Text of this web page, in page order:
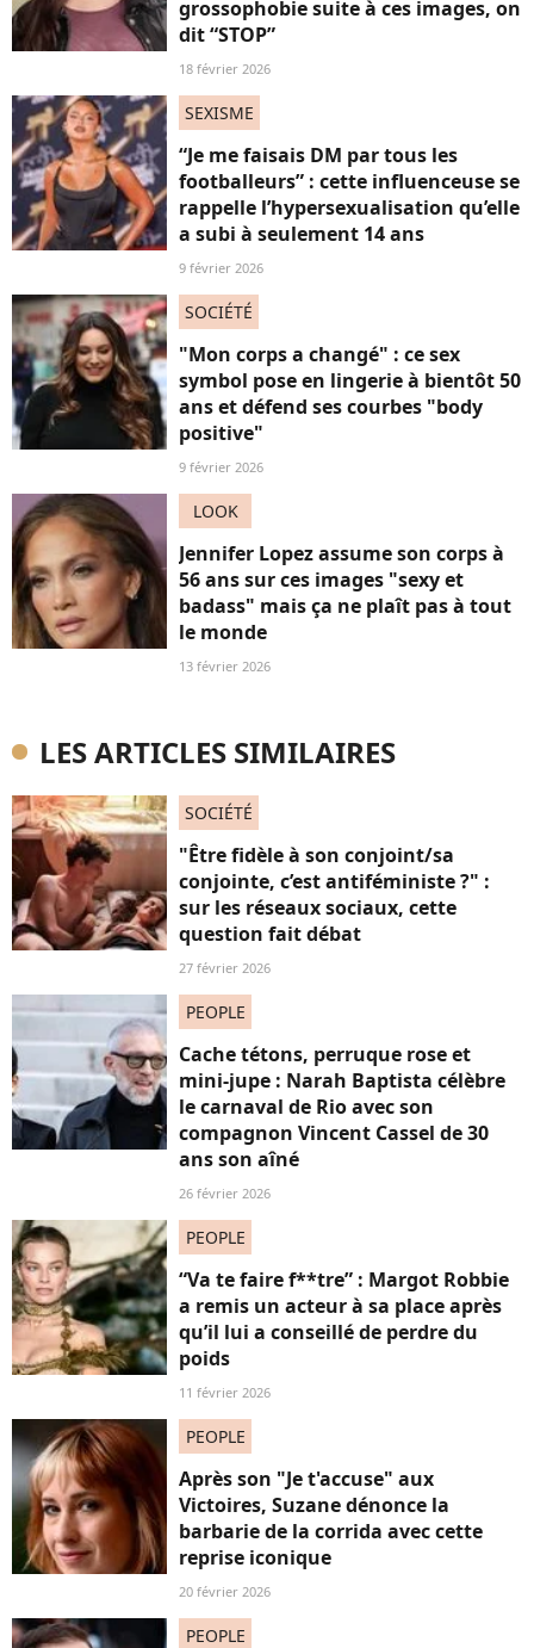
grossophobie suite à ces images, on
dit “STOP”
18 février 2026
SEXISME
“Je me faisais DM par tous les
footballeurs” : cette influenceuse se
rappelle l’hypersexualisation qu’elle
a subi à seulement 14 ans
9 février 2026
SOCIÉTÉ
"Mon corps a changé" : ce sex
symbol pose en lingerie à bientôt 50
ans et défend ses courbes "body
positive"
9 février 2026
LOOK
Jennifer Lopez assume son corps à
56 ans sur ces images "sexy et
badass" mais ça ne plaît pas à tout
le monde
13 février 2026
LES ARTICLES SIMILAIRES
SOCIÉTÉ
"Être fidèle à son conjoint/sa
conjointe, c’est antiféministe ?" :
sur les réseaux sociaux, cette
question fait débat
27 février 2026
PEOPLE
Cache tétons, perruque rose et
mini-jupe : Narah Baptista célèbre
le carnaval de Rio avec son
compagnon Vincent Cassel de 30
ans son aîné
26 février 2026
PEOPLE
“Va te faire f**tre” : Margot Robbie
a remis un acteur à sa place après
qu’il lui a conseillé de perdre du
poids
11 février 2026
PEOPLE
Après son "Je t'accuse" aux
Victoires, Suzane dénonce la
barbarie de la corrida avec cette
reprise iconique
20 février 2026
PEOPLE